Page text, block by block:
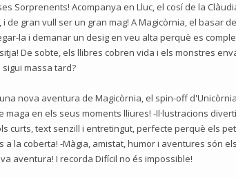
Sorprenents! Acompanya en Lluc, el cosí de la
i de gran vull ser un gran mag! A Magicòrnia, el basar
la i demanar un desig en veu alta perquè es
De sobte, els llibres cobren vida i els monstres
massa tard?
nova aventura de Magicòrnia, el spin-off
en els seus moments lliures! -Il·lustracions
curts, text senzill i entretingut, perfecte perquè els
a la coberta! -Màgia, amistat, humor i aventures són
aventura! I recorda Difícil no és impossible!